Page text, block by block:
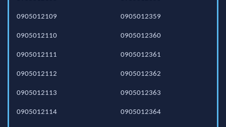
0905012109
0905012110
0905012111
0905012112
0905012113
0905012114
0905012359
0905012360
0905012361
0905012362
0905012363
0905012364